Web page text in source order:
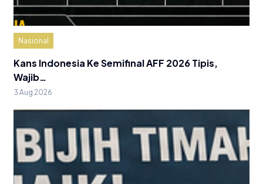
Nasional
Kans Indonesia Ke Semifinal AFF 2026 Tipis,
Wajib…
3 Aug 2026